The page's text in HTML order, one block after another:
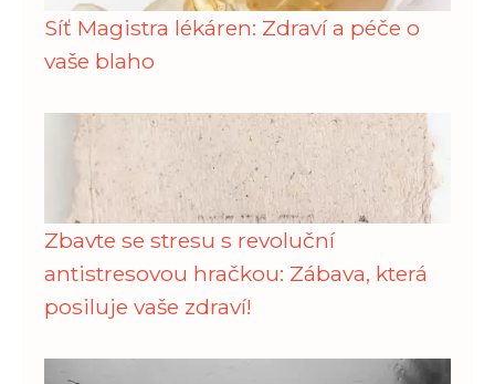
Síť Magistra lékáren: Zdraví a péče o
vaše blaho
Zbavte se stresu s revoluční
antistresovou hračkou: Zábava, která
posiluje vaše zdraví!